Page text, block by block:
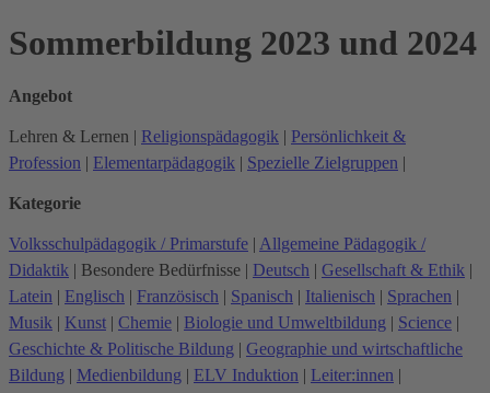
Sommerbildung 2023 und 2024
Angebot
Lehren & Lernen | Religionspädagogik | Persönlichkeit &
Profession | Elementarpädagogik | Spezielle Zielgruppen |
Kategorie
Volksschulpädagogik / Primarstufe | Allgemeine Pädagogik /
Didaktik | Besondere Bedürfnisse | Deutsch | Gesellschaft & Ethik |
Latein | Englisch | Französisch | Spanisch | Italienisch | Sprachen |
Musik | Kunst | Chemie | Biologie und Umweltbildung | Science |
Geschichte & Politische Bildung | Geographie und wirtschaftliche
Bildung | Medienbildung | ELV Induktion | Leiter:innen |